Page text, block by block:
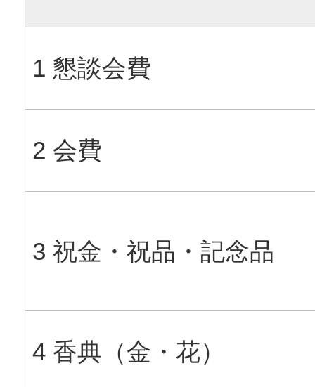
1 懇談会費
2 会費
3 祝金・祝品・記念品
4 香典（金・花）